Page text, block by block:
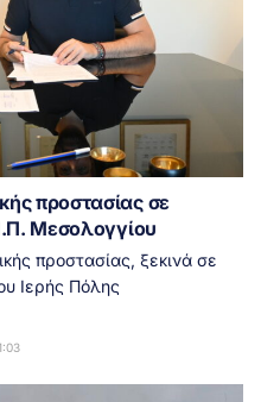
προστασίας σε
Μεσολογγίου
προστασίας, ξεκινά σε
Ιερής Πόλης